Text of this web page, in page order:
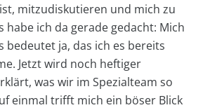
mitzudiskutieren und mich zu
habe ich da gerade gedacht: Mich
bedeutet ja, das ich es bereits
Jetzt wird noch heftiger
was wir im Spezialteam so
einmal trifft mich ein böser Blick